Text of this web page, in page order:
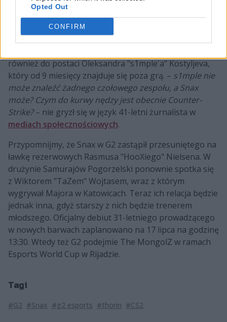
Opted Out
CONFIRM
k0nfiga, jeżeli zgadzacie się z transferem Snaxa
stwierdził Thorin. Przypomnijmy, że wspomniany
Benjamin "blameF" Bremer jeszcze w maju dołączył do
Fnatic, zaś Kristian "k0nfig" Wienecke od lutego siedzi
również do postaci Oleksandra "s1mple'a" Kostyljeva,
który od 9 miesięcy znajduje się poza grą. – s1mple nie
może znaleźć żadnego czołowego zespołu, a Snax
może? Czym do kurwy nędzy jest obecnie Counter-
Strike?– nie gryzł się w język 41-letni żurnalista w
mediach społecznościowych.
Przypomnijmy, że Snax w G2 zastąpił przesuniętego na
ławkę rezerwowych Rasmusa "HooXiego" Nielsena. W
drużynie Samurajów Pogorzelski ponownie spotka się
z Wiktorem "TaZem" Wojtasem, wraz z którym
wygrywał Majora w Katowicach. Teraz ich relacja będzie
jednak inna, gdyż starszy z nich będzie trenerem
młodszego. Oficjalny debiut 31-letniego prowadzącego
w nowych barwach zaplanowano na 17 lipca na godzinę
13:30. Wtedy też G2 podejmie The MongolZ w ramach
Esports World Cup w Rijadzie.
Tagi
#G2 #Snax #g2 esports #thorin #CS2